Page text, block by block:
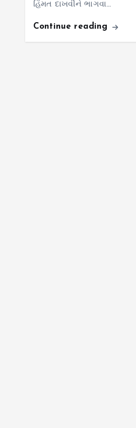
હિંમત દાખવીને ભાગવા…
Continue reading